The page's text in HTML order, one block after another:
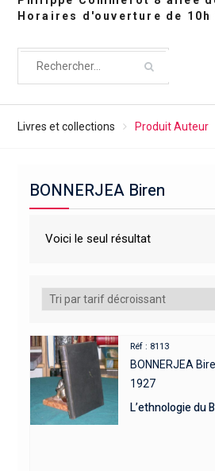
Livres et collections Produit Auteur
BONNERJEA Biren
Voici le seul résultat
Réf : 8113
BONNERJEA
1927
L’ethnologie du